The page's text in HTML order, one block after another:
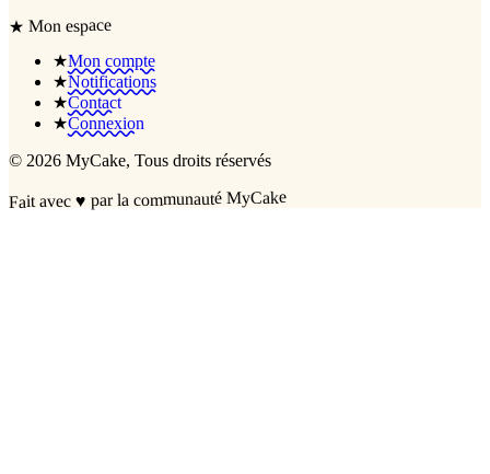
★Mon espace
★Mon compte
★Notifications
★Contact
★Connexion
© 2026 MyCake, Tous droits réservés
Fait avec♥ par la communauté MyCake